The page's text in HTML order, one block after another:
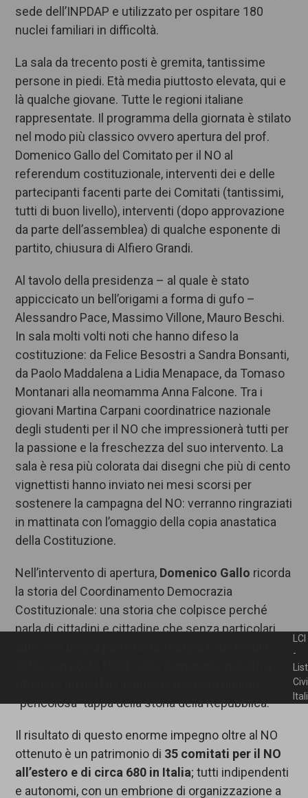
sede dell’INPDAP e utilizzato per ospitare 180
nuclei familiari in difficoltà.
La sala da trecento posti è gremita, tantissime
persone in piedi. Età media piuttosto elevata, qui e
là qualche giovane. Tutte le regioni italiane
rappresentate. Il programma della giornata è stilato
nel modo più classico ovvero apertura del prof.
Domenico Gallo del Comitato per il NO al
referendum costituzionale, interventi dei e delle
partecipanti facenti parte dei Comitati (tantissimi,
tutti di buon livello), interventi (dopo approvazione
da parte dell’assemblea) di qualche esponente di
partito, chiusura di Alfiero Grandi.
Al tavolo della presidenza – al quale è stato
appiccicato un bell’origami a forma di gufo –
Alessandro Pace, Massimo Villone, Mauro Beschi.
In sala molti volti noti che hanno difeso la
costituzione: da Felice Besostri a Sandra Bonsanti,
da Paolo Maddalena a Lidia Menapace, da Tomaso
Montanari alla neomamma Anna Falcone. Tra i
giovani Martina Carpani coordinatrice nazionale
degli studenti per il NO che impressionerà tutti per
la passione e la freschezza del suo intervento. La
sala è resa più colorata dai disegni che più di cento
vignettisti hanno inviato nei mesi scorsi per
sostenere la campagna del NO: verranno ringraziati
in mattinata con l’omaggio della copia anastatica
della Costituzione.
Nell’intervento di apertura, Domenico Gallo ricorda
la storia del Coordinamento Democrazia
Costituzionale: una storia che colpisce perché
parla di cittadini e cittadine che senza particolari
“pericolosa” tappa della storia della Repubblica.
Il risultato di questo enorme impegno oltre al NO
ottenuto è un patrimonio di 35 comitati per il NO
all’estero e di circa 680 in Italia; tutti indipendenti
e autonomi, con un embrione di organizzazione a
LCI
-